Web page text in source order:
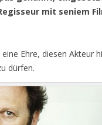
mit seniem
eine Ehre, diesen Akteur
dürfen.